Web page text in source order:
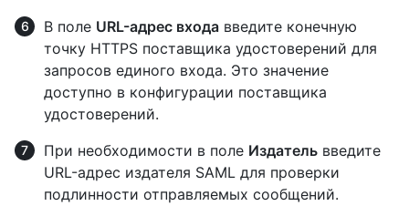
В поле URL-адрес входа введите конечную
точку HTTPS поставщика удостоверений для
запросов единого входа. Это значение
доступно в конфигурации поставщика
удостоверений.
При необходимости в поле Издатель введите
URL-адрес издателя SAML для проверки
подлинности отправляемых сообщений.